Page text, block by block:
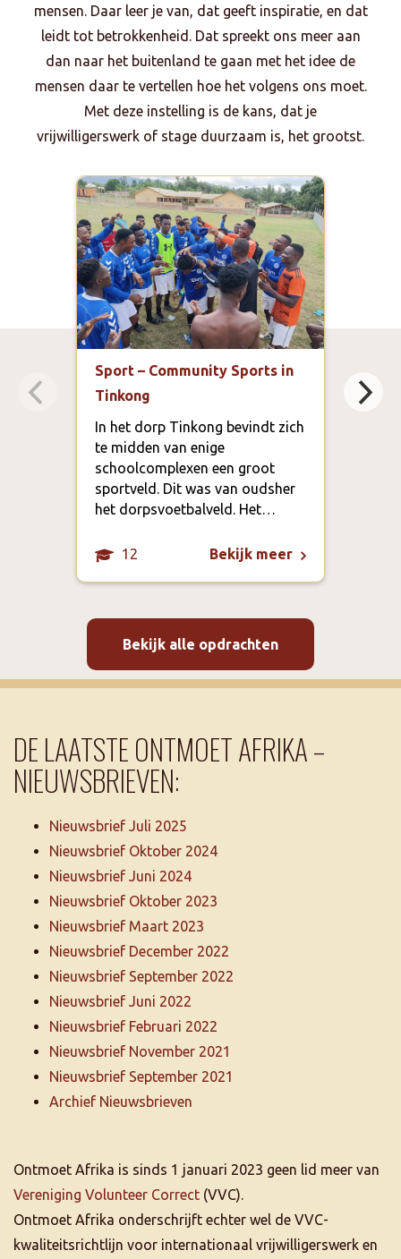
mensen. Daar leer je van, dat geeft inspiratie, en dat
leidt tot betrokkenheid. Dat spreekt ons meer aan
dan naar het buitenland te gaan met het idee de
mensen daar te vertellen hoe het volgens ons moet.
Met deze instelling is de kans, dat je
vrijwilligerswerk of stage duurzaam is, het grootst.
Sport – Community Sports in
Tinkong
In het dorp Tinkong bevindt zich
te midden van enige
schoolcomplexen een groot
sportveld. Dit was van oudsher
het dorpsvoetbalveld. Het…
12 Bekijk meer
Bekijk alle opdrachten
DE LAATSTE ONTMOET AFRIKA –
NIEUWSBRIEVEN:
Nieuwsbrief Juli 2025
Nieuwsbrief Oktober 2024
Nieuwsbrief Juni 2024
Nieuwsbrief Oktober 2023
Nieuwsbrief Maart 2023
Nieuwsbrief December 2022
Nieuwsbrief September 2022
Nieuwsbrief Juni 2022
Nieuwsbrief Februari 2022
Nieuwsbrief November 2021
Nieuwsbrief September 2021
Archief Nieuwsbrieven
Ontmoet Afrika is sinds 1 januari 2023 geen lid meer van
Vereniging Volunteer Correct (VVC).
Ontmoet Afrika onderschrijft echter wel de VVC-
kwaliteitsrichtlijn voor internationaal vrijwilligerswerk en